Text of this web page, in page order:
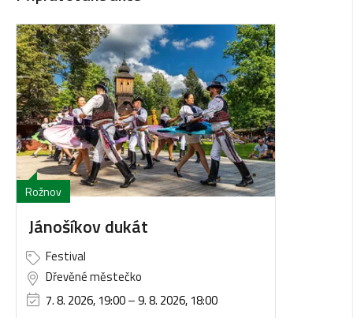
Rožnov
Jánošíkov dukát
Festival
Dřevěné městečko
7. 8. 2026, 19:00–9. 8. 2026, 18:00